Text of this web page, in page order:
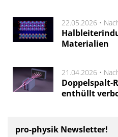
22.05.2026 •
Materialien
21.04.2026 •
Doppelspalt-
enthüllt
pro-physik Newsletter!